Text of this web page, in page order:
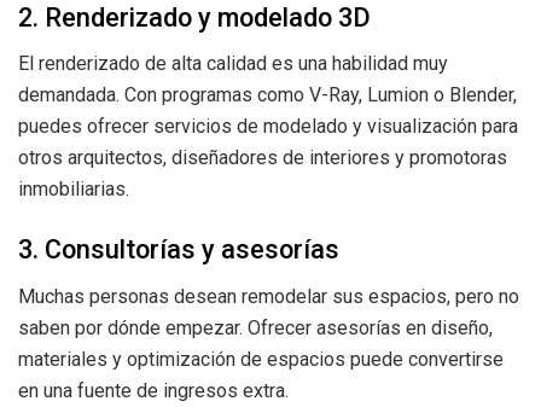
2. Renderizado y modelado 3D
El renderizado de alta calidad es una habilidad muy
demandada. Con programas como V-Ray, Lumion o Blender,
puedes ofrecer servicios de modelado y visualización para
otros arquitectos, diseñadores de interiores y promotoras
inmobiliarias.
3. Consultorías y asesorías
Muchas personas desean remodelar sus espacios, pero no
saben por dónde empezar. Ofrecer asesorías en diseño,
materiales y optimización de espacios puede convertirse
en una fuente de ingresos extra.